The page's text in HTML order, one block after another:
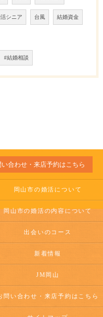
シニア 台風 結婚資金
結婚相談
い合わせ・来店予約はこちら
岡山市の婚活について
岡山市の婚活の内容について
出会いのコース
新着情報
JM岡山
問い合わせ・来店予約はこちら